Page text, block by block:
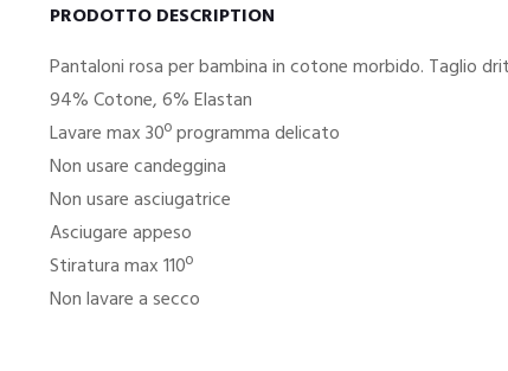
PRODOTTO DESCRIPTION
Pantaloni rosa per bambina in cotone morbido. Taglio
94% Cotone, 6% Elastan
Lavare max 30º programma delicato
Non usare candeggina
Non usare asciugatrice
Asciugare appeso
Stiratura max 110º
Non lavare a secco